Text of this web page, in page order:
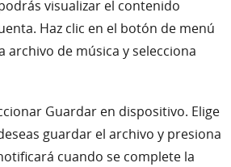
visualizar el contenido
Haz clic en el botón de menú
archivo de música y selecciona
Guardar en dispositivo. Elige
guardar el archivo y presiona
cuando se complete la